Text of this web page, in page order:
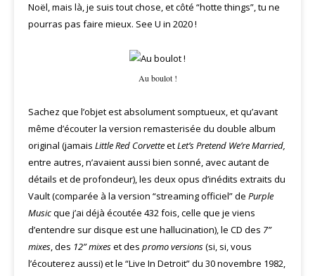
Noël, mais là, je suis tout chose, et côté “hotte things”, tu ne
pourras pas faire mieux. See U in 2020 !
Au boulot !
Sachez que l’objet est absolument somptueux, et qu’avant
même d’écouter la version remasterisée du double album
original (jamais Little Red CorvetteetLet’s Pretend We’re Married,
entre autres, n’avaient aussi bien sonné, avec autant de
détails et de profondeur), les deux opus d’inédits extraits du
Vault (comparée à la version “streaming officiel” de Purple
Musicque j’ai déjà écoutée 432 fois, celle que je viens
d’entendre sur disque est une hallucination), le CD des 7”
mixes, des 12” mixeset des promo versions(si, si, vous
l’écouterez aussi) et le “Live In Detroit” du 30 novembre 1982,